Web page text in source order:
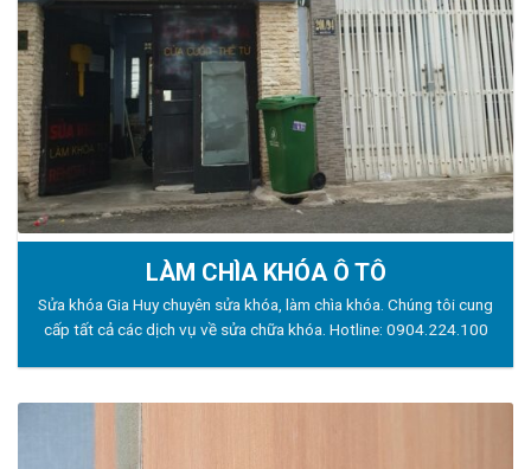
LÀM CHÌA KHÓA Ô TÔ
Sửa khóa Gia Huy chuyên sửa khóa, làm chìa khóa. Chúng tôi cung
cấp tất cả các dịch vụ về sửa chữa khóa. Hotline: 0904.224.100